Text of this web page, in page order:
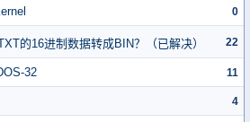
0
的16进制数据转成BIN？（已解决） 22
32 11
4